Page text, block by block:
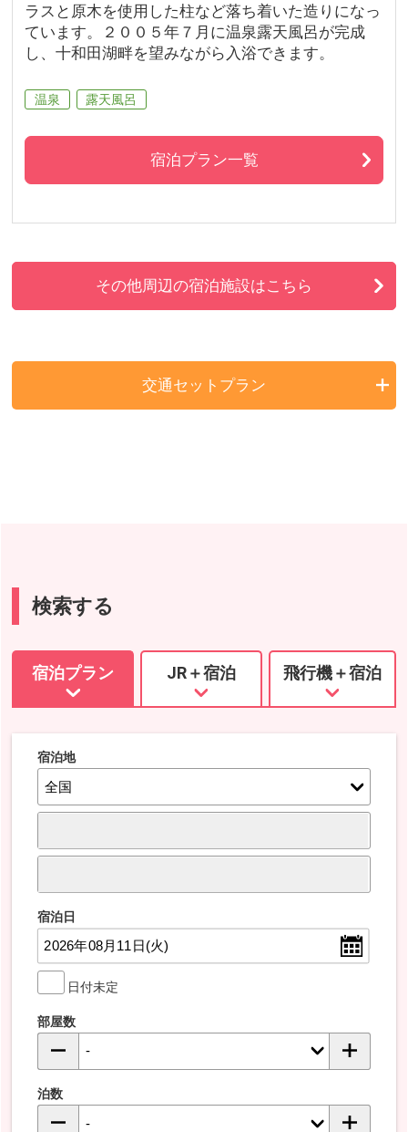
ラスと原木を使用した柱など落ち着いた造りになっ
ています。２００５年７月に温泉露天風呂が完成
し、十和田湖畔を望みながら入浴できます。
温泉 露天風呂
宿泊プラン一覧
その他周辺の宿泊施設はこちら
交通セットプラン
検索する
宿泊プラン JR＋宿泊 飛行機＋宿泊
宿泊地
宿泊日
日付未定
部屋数
泊数